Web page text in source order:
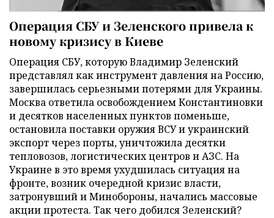
Операция СБУ и Зеленского привела к
новому кризису в Киеве
Операция СБУ, которую Владимир Зеленский
представлял как инструмент давления на Россию,
завершилась серьезными потерями для Украины.
Москва ответила освобождением Константиновки
и десятков населенных пунктов поменьше,
остановила поставки оружия ВСУ и украинский
экспорт через порты, уничтожила десятки
тепловозов, логистических центров и АЗС. На
Украине в это время ухудшилась ситуация на
фронте, возник очередной кризис власти,
затронувший и Минобороны, начались массовые
акции протеста. Так чего добился Зеленский?